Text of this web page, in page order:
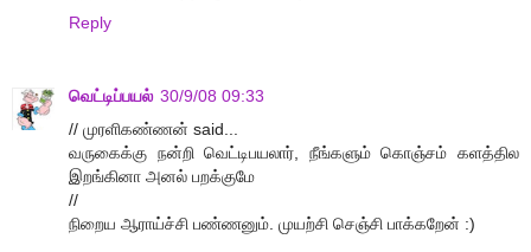
Reply
வெட்டிப்பயல் 30/9/08 09:33
// முரளிகண்ணன் said...
வருகைக்கு நன்றி வெட்டிபயலார், நீங்களும் கொஞ்சம் களத்தில
இறங்கினா அனல் பறக்குமே
//
நிறைய ஆராய்ச்சி பண்ணனும். முயற்சி செஞ்சி பாக்கறேன் :)